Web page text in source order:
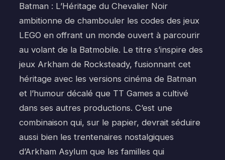
Batman : L’Héritage du Chevalier Noir
ambitionne de chambouler les codes des jeux
LEGO en offrant un monde ouvert à parcourir
au volant de la Batmobile. Le titre s’inspire des
jeux Arkham de Rocksteady, fusionnant cet
héritage avec les versions cinéma de Batman
et l’humour décalé que TT Games a cultivé
dans ses autres productions. C’est une
combinaison qui, sur le papier, devrait séduire
aussi bien les trentenaires nostalgiques
d’Arkham Asylum que les familles qui